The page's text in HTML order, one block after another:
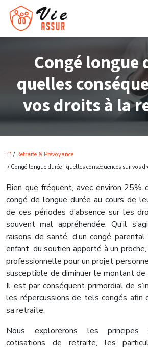
Congé longue
quelles
vos droits à la
/ Retraite & Prévoyance
/ Congé longue durée : quelles conséquences sur vos
Bien que fréquent, avec environ 25%
congé de longue durée au cours de
de ces périodes d’absence sur les
souvent mal appréhendée. Qu’il
raisons de santé, d’un congé parental
enfant, du soutien apporté à un
professionnelle pour un projet
susceptible de diminuer le montant
Il est par conséquent primordial de
les répercussions de tels congés afin
sa retraite.
Nous explorerons les principes
cotisations de retraite, les